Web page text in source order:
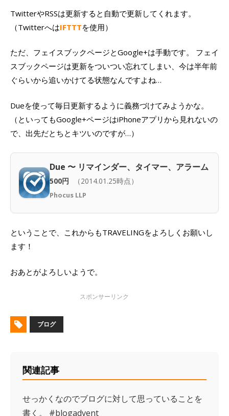
TwitterやRSSは更新すると自動で更新してくれます。
（TwitterへはIFTTTを使用）
ただ、フェイスブックページとGoogle+は手動です。 フェイ
スブックページは更新をついつい忘れてしまい、今は半年前
ぐらいから追いかけてる状態なんですよね…
Dueを使って毎日更新するように義務づけてみようかな。
（といってもGoogle+ページはiPhoneアプリから見れないの
で、出先だとちとキツいのですが…）
Due 〜 リマインダー、タイマー、アラーム
500円 （2014.01.25時点）
Phocus LLP
ということで、これからもTRAVELINGをよろしくお願いし
ます！
おあとがよろしいようで。
ブログ
関連記事
せっかくなのでブログに対して思っていることを
書く。 #blogadvent